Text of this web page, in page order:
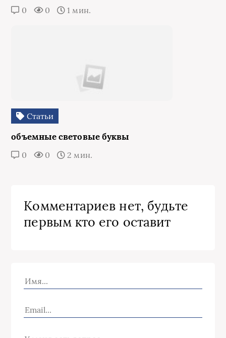
0 0 1 мин.
Статьи
объемные световые буквы
0 0 2 мин.
Комментариев нет, будьте
первым кто его оставит